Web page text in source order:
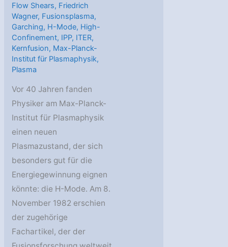
Flow Shears, Friedrich
Wagner, Fusionsplasma,
Garching, H-Mode, High-
Confinement, IPP, ITER,
Kernfusion, Max-Planck-
Institut für Plasmaphysik,
Plasma
Vor 40 Jahren fanden
Physiker am Max-Planck-
Institut für Plasmaphysik
einen neuen
Plasmazustand, der sich
besonders gut für die
Energiegewinnung eignen
könnte: die H-Mode. Am 8.
November 1982 erschien
der zugehörige
Fachartikel, der der